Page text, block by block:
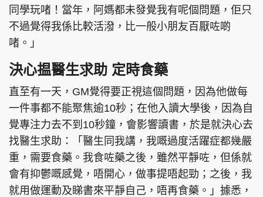
同學玩啫！當年，阿媽都未發覺我有呢個問題，佢只
不過覺得我係比較活潑，比一般小朋友百厭咗啲
啫。」
決心揾醫生求助 定時食藥
直至有一天，GM覺得要正視這個問題，因為他做每
一件事都不能聚焦逾10秒；在他入讀大學後，因為自
覺專注力去不到10秒鐘，會影響讀書，於是就決心去
找醫生求助：「醫生同我講，我嘅過度活躍症都幾嚴
重，需要食藥。我食咗藥之後，雖然平靜咗，但係就
會有抑鬱嘅感覺，唔開心，做事提唔起勁；之後，我
就用做運動及睇書來平靜自己，唔再食藥。」據悉，